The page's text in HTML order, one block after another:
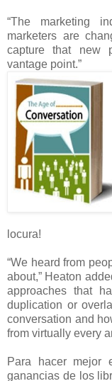
“The marketing
marketers are
capture that new
vantage point.”
locura!
“We heard from
about,” Heaton
approaches that
duplication or
conversation and
from virtually every
Para hacer mejor
ganancias de los